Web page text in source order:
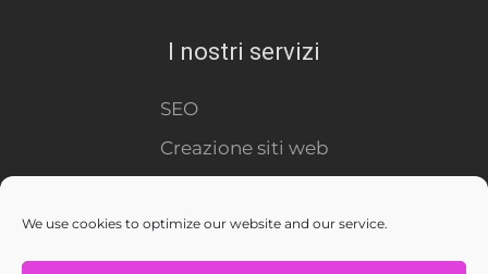
We use cookies to optimize our website and our service.
I nostri servizi
SEO
Creazione siti web
Social Media
E-Commerce